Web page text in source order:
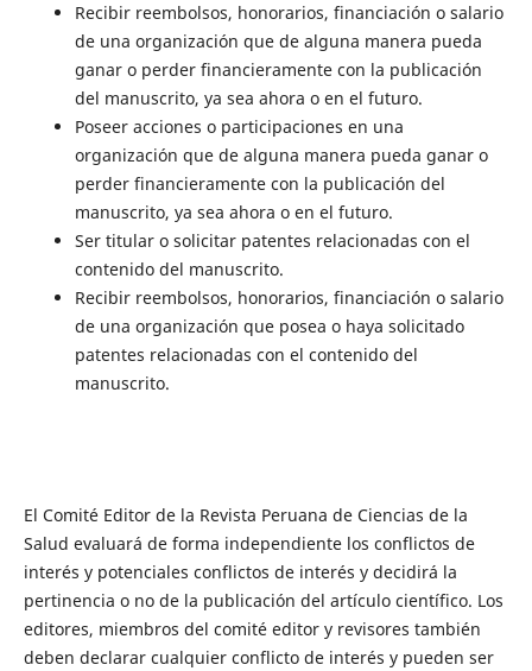
Recibir reembolsos, honorarios, financiación o salario
de una organización que de alguna manera pueda
ganar o perder financieramente con la publicación
del manuscrito, ya sea ahora o en el futuro.
Poseer acciones o participaciones en una
organización que de alguna manera pueda ganar o
perder financieramente con la publicación del
manuscrito, ya sea ahora o en el futuro.
Ser titular o solicitar patentes relacionadas con el
contenido del manuscrito.
Recibir reembolsos, honorarios, financiación o salario
de una organización que posea o haya solicitado
patentes relacionadas con el contenido del
manuscrito.
El Comité Editor de la Revista Peruana de Ciencias de la
Salud evaluará de forma independiente los conflictos de
interés y potenciales conflictos de interés y decidirá la
pertinencia o no de la publicación del artículo científico. Los
editores, miembros del comité editor y revisores también
deben declarar cualquier conflicto de interés y pueden ser